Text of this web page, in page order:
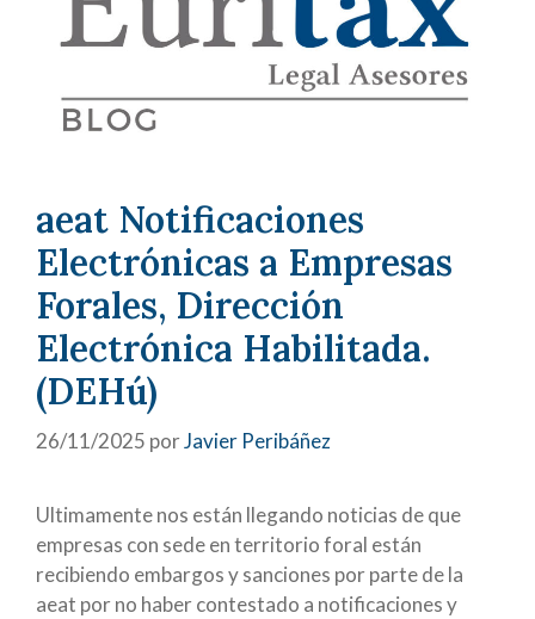
aeat Notificaciones
Electrónicas a Empresas
Forales, Dirección
Electrónica Habilitada.
(DEHú)
26/11/2025 porJavier Peribáñez
Ultimamente nos están llegando noticias de que
empresas con sede en territorio foral están
recibiendo embargos y sanciones por parte de la
aeat por no haber contestado a notificaciones y